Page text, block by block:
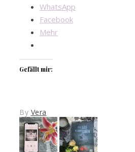
WhatsApp
Facebook
Mehr
Gefällt mir:
By Vera